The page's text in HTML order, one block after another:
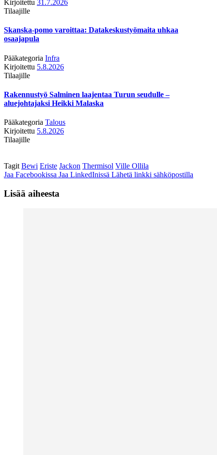
Kirjoitettu 31.7.2026
Tilaajille
Skanska-pomo varoittaa: Datakeskustyömaita uhkaa
osaajapula
Pääkategoria Infra
Kirjoitettu 5.8.2026
Tilaajille
Rakennustyö Salminen laajentaa Turun seudulle –
aluejohtajaksi Heikki Malaska
Pääkategoria Talous
Kirjoitettu 5.8.2026
Tilaajille
Tagit Bewi Eriste Jackon Thermisol Ville Ollila
Jaa Facebookissa Jaa LinkedInissä Lähetä linkki sähköpostilla
Lisää aiheesta